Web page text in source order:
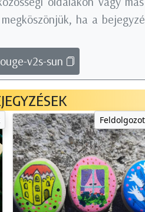
ha a
v2s-sun